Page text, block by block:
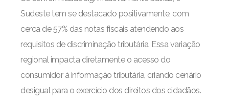
Sudeste tem se destacado positivamente, com
cerca de 57% das notas fiscais atendendo aos
requisitos de discriminação tributária. Essa variação
regional impacta diretamente o acesso do
consumidor à informação tributária, criando cenário
desigual para o exercício dos direitos dos cidadãos.